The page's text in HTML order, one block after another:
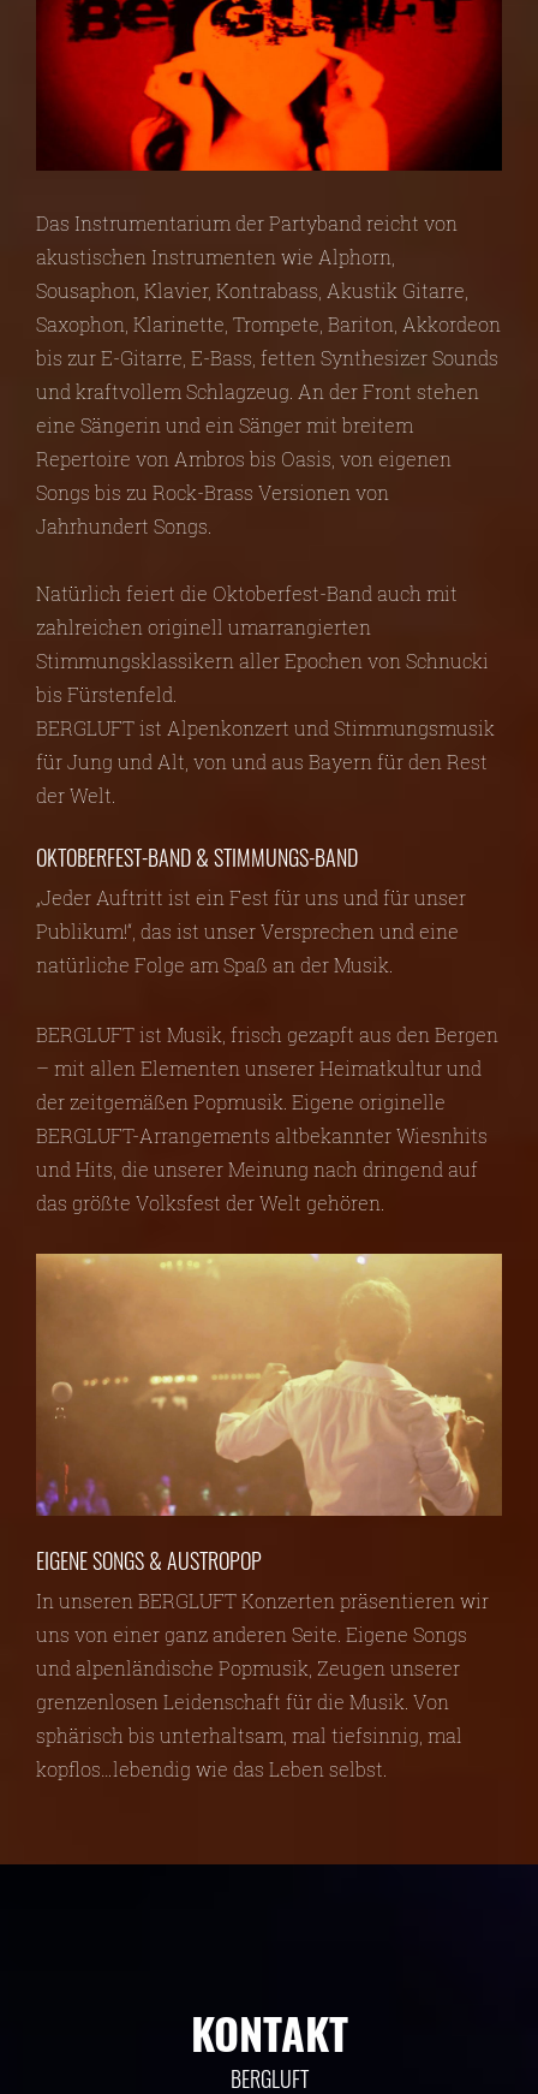
Das Instrumentarium der Partyband reicht von
akustischen Instrumenten wie Alphorn,
Sousaphon, Klavier, Kontrabass, Akustik Gitarre,
Saxophon, Klarinette, Trompete, Bariton, Akkordeon
bis zur E-Gitarre, E-Bass, fetten Synthesizer Sounds
und kraftvollem Schlagzeug. An der Front stehen
eine Sängerin und ein Sänger mit breitem
Repertoire von Ambros bis Oasis, von eigenen
Songs bis zu Rock-Brass Versionen von
Jahrhundert Songs.
Natürlich feiert die Oktoberfest-Band auch mit
zahlreichen originell umarrangierten
Stimmungsklassikern aller Epochen von Schnucki
bis Fürstenfeld.
BERGLUFT ist Alpenkonzert und Stimmungsmusik
für Jung und Alt, von und aus Bayern für den Rest
der Welt.
OKTOBERFEST-BAND & STIMMUNGS-BAND
„Jeder Auftritt ist ein Fest für uns und für unser
Publikum!“, das ist unser Versprechen und eine
natürliche Folge am Spaß an der Musik.
BERGLUFT ist Musik, frisch gezapft aus den Bergen
– mit allen Elementen unserer Heimatkultur und
der zeitgemäßen Popmusik. Eigene originelle
BERGLUFT-Arrangements altbekannter Wiesnhits
und Hits, die unserer Meinung nach dringend auf
das größte Volksfest der Welt gehören.
EIGENE SONGS & AUSTROPOP
In unseren BERGLUFT Konzerten präsentieren wir
uns von einer ganz anderen Seite. Eigene Songs
und alpenländische Popmusik, Zeugen unserer
grenzenlosen Leidenschaft für die Musik. Von
sphärisch bis unterhaltsam, mal tiefsinnig, mal
kopflos…lebendig wie das Leben selbst.
KONTAKT
BERGLUFT